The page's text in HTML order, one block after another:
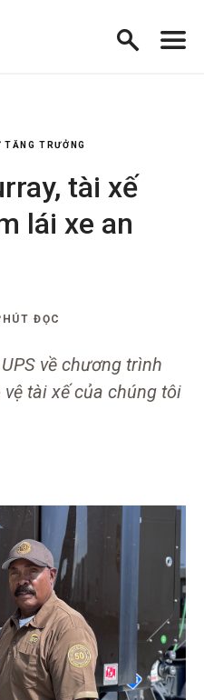
TRƯỞNG
tài xế
lái xe an
ĐỌC
về chương trình
tài xế của chúng tôi